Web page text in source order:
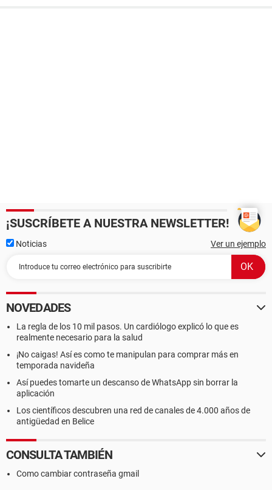
¡SUSCRÍBETE A NUESTRA NEWSLETTER!
Noticias Ver un ejemplo
NOVEDADES
La regla de los 10 mil pasos. Un cardiólogo explicó lo que es
realmente necesario para la salud
¡No caigas! Así es como te manipulan para comprar más en
temporada navideña
Así puedes tomarte un descanso de WhatsApp sin borrar la
aplicación
Los científicos descubren una red de canales de 4.000 años de
antigüedad en Belice
CONSULTA TAMBIÉN
Como cambiar contraseña gmail